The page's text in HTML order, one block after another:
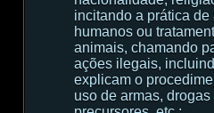
incitando a prática
humanos ou
animais, chamando
ações ilegais,
explicam o
uso de armas,